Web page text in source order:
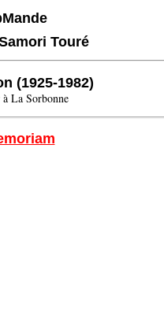
Touré
(1925-1982)
à La Sorbonne